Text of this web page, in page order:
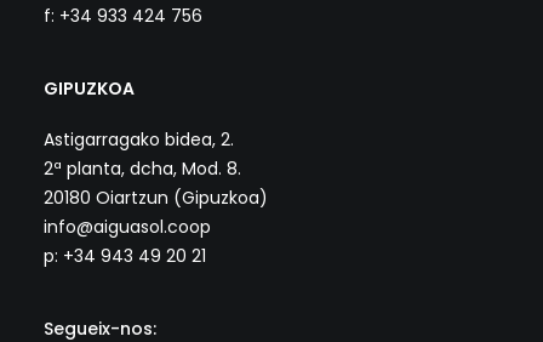
f: +34 933 424 756
GIPUZKOA
Astigarragako bidea, 2.
2ª planta, dcha, Mod. 8.
20180 Oiartzun (Gipuzkoa)
info@aiguasol.coop
p: +34 943 49 20 21
Segueix-nos: